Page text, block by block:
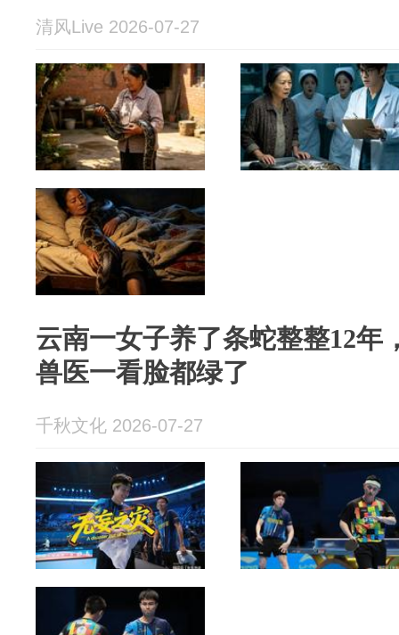
清风Live 2026-07-27
云南一女子养了条蛇整整12年
兽医一看脸都绿了
千秋文化 2026-07-27